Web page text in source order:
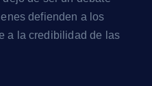
defienden a los
a la credibilidad de las